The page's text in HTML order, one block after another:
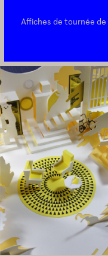
Affiches de tournée